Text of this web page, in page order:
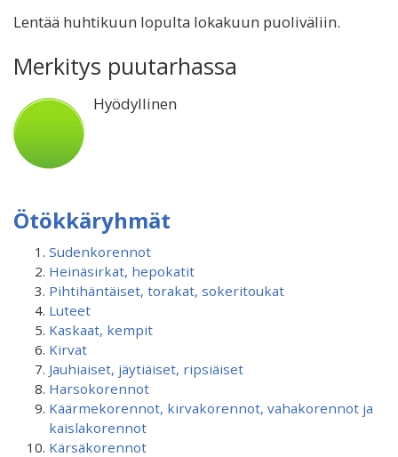
Lentää huhtikuun lopulta lokakuun puoliväliin.
Merkitys puutarhassa
Hyödyllinen
Ötökkäryhmät
Sudenkorennot
Heinäsirkat, hepokatit
Pihtihäntäiset, torakat, sokeritoukat
Luteet
Kaskaat, kempit
Kirvat
Jauhiaiset, jäytiäiset, ripsiäiset
Harsokorennot
Käärmekorennot, kirvakorennot, vahakorennot ja
kaislakorennot
Kärsäkorennot